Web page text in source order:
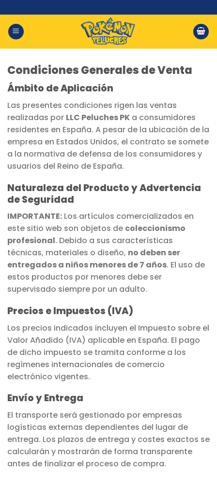
al
contenido
Condiciones Generales de Venta
Ámbito de Aplicación
Las presentes condiciones rigen las ventas
realizadas por LLC Peluches PK a consumidores
residentes en España. A pesar de la ubicación de la
empresa en Estados Unidos, el contrato se somete
a la normativa de defensa de los consumidores y
usuarios del Reino de España.
Naturaleza del Producto y Advertencia
de Seguridad
IMPORTANTE: Los artículos comercializados en
este sitio web son objetos de coleccionismo
profesional. Debido a sus características
técnicas, materiales o diseño, no deben ser
entregados a niños menores de 7 años. El uso de
estos productos por menores debe ser
supervisado siempre por un adulto.
Precios e Impuestos (IVA)
Los precios indicados incluyen el Impuesto sobre el
Valor Añadido (IVA) aplicable en España. El pago
de dicho impuesto se tramita conforme a los
regímenes internacionales de comercio
electrónico vigentes.
Envío y Entrega
El transporte será gestionado por empresas
logísticas externas dependientes del lugar de
entrega. Los plazos de entrega y costes exactos se
calcularán y mostrarán de forma transparente
antes de finalizar el proceso de compra.